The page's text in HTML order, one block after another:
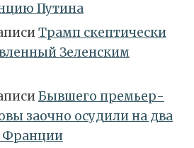
Путина
Трамп скептически
Зеленским
Бывшего премьер-
заочно осудили на два
Франции